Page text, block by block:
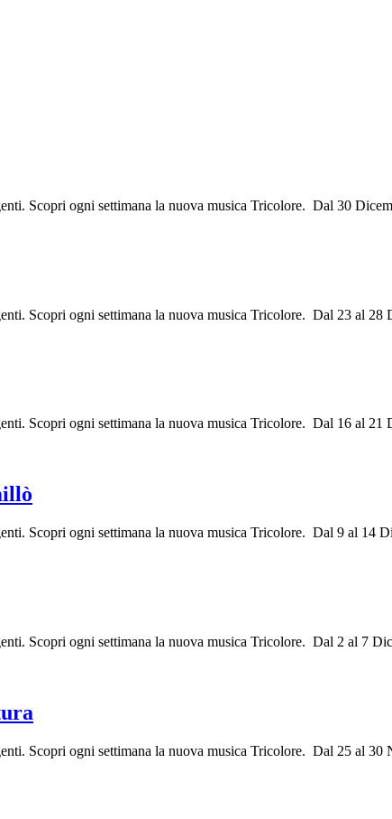
Scopri ogni settimana la nuova musica Tricolore. Dal 30
Scopri ogni settimana la nuova musica Tricolore. Dal 23 al 28
Scopri ogni settimana la nuova musica Tricolore. Dal 16 al
Scopri ogni settimana la nuova musica Tricolore. Dal 9 al 14
Scopri ogni settimana la nuova musica Tricolore. Dal 2 al 7
Scopri ogni settimana la nuova musica Tricolore. Dal 25 al 30